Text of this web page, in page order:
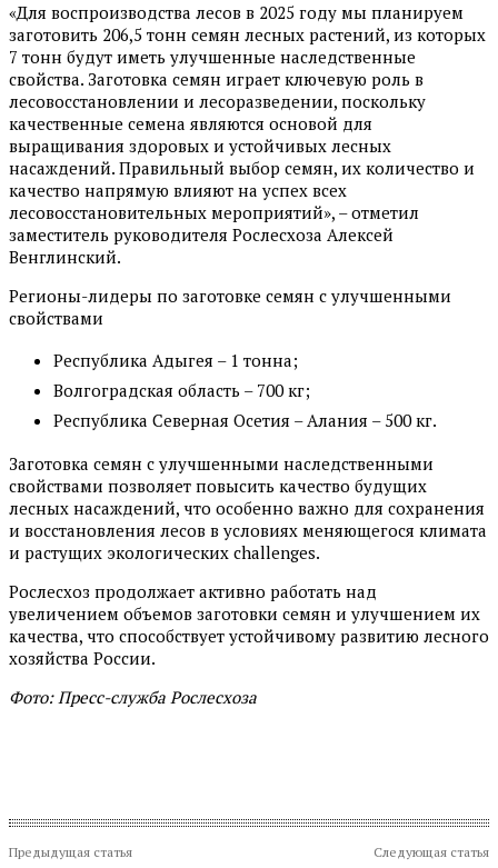
«Для воспроизводства лесов в 2025 году мы планируем
заготовить 206,5 тонн семян лесных растений, из которых
7 тонн будут иметь улучшенные наследственные
свойства. Заготовка семян играет ключевую роль в
лесовосстановлении и лесоразведении, поскольку
качественные семена являются основой для
выращивания здоровых и устойчивых лесных
насаждений. Правильный выбор семян, их количество и
качество напрямую влияют на успех всех
лесовосстановительных мероприятий», – отметил
заместитель руководителя Рослесхоза Алексей
Венглинский.
Регионы-лидеры по заготовке семян с улучшенными
свойствами
Республика Адыгея – 1 тонна;
Волгоградская область – 700 кг;
Республика Северная Осетия – Алания – 500 кг.
Заготовка семян с улучшенными наследственными
свойствами позволяет повысить качество будущих
лесных насаждений, что особенно важно для сохранения
и восстановления лесов в условиях меняющегося климата
и растущих экологических challenges.
Рослесхоз продолжает активно работать над
увеличением объемов заготовки семян и улучшением их
качества, что способствует устойчивому развитию лесного
хозяйства России.
Фото: Пресс-служба Рослесхоза
Предыдущая статья Следующая статья